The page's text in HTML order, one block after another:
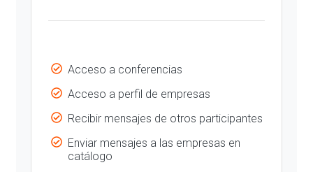
Acceso a conferencias
Acceso a perfil de empresas
Recibir mensajes de otros participantes
Enviar mensajes a las empresas en
catálogo